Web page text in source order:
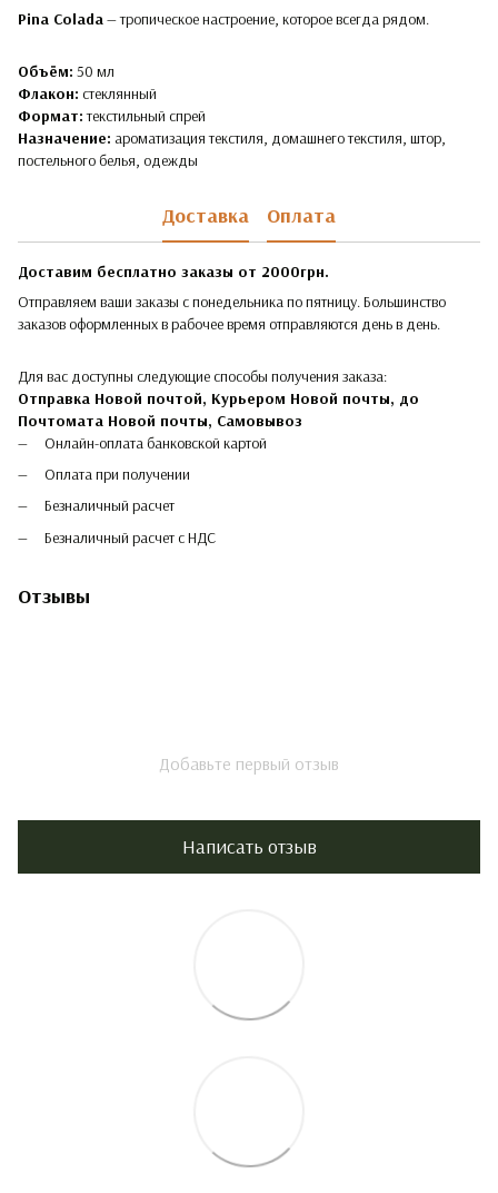
Pina Colada — тропическое настроение, которое всегда рядом.
Объём: 50 мл
Флакон: стеклянный
Формат:текстильный спрей
Назначение: ароматизация текстиля, домашнего текстиля, штор,
постельного белья, одежды
Доставка Оплата
Доставим бесплатно заказы от 2000грн.
Отправляем ваши заказы с понедельника по пятницу. Большинство
заказов оформленных в рабочее время отправляются день в день.
Для вас доступны следующие способы получения заказа:
Отправка Новой почтой, Курьером Новой почты, до
Почтомата Новой почты, Самовывоз
Онлайн-оплата банковской картой
Оплата при получении
Безналичный расчет
Безналичный расчет с НДС
Отзывы
Добавьте первый отзыв
Написать отзыв